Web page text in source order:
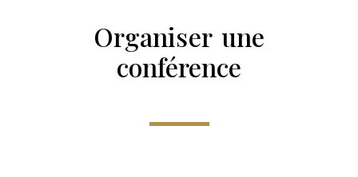
Organiser une
conférence